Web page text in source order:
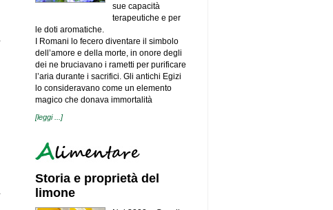
sue capacità
terapeutiche e per
le doti aromatiche.
I Romani lo fecero diventare il simbolo
dell’amore e della morte, in onore degli
dei ne bruciavano i rametti per purificare
l’aria durante i sacrifici. Gli antichi Egizi
lo consideravano come un elemento
magico che donava immortalità
[leggi ...]
Storia e proprietà del
limone